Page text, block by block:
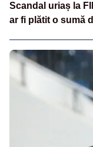
Scandal uriaș la
ar fi plătit o sumă